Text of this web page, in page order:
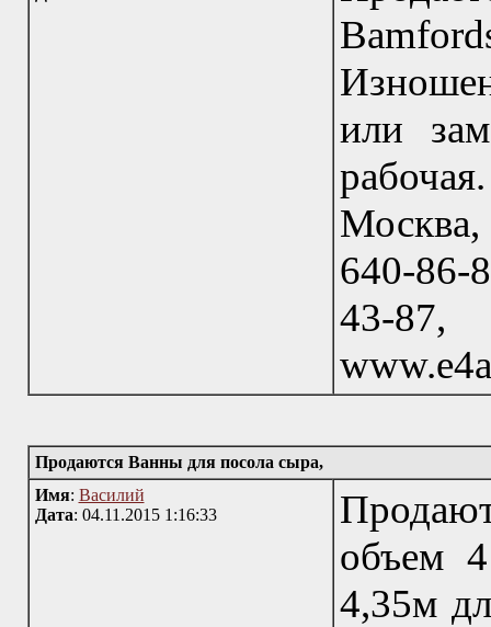
или
Москва,
640-86-
43-
Продаются Ванны для посола сыра,
Имя: Василий
Дата: 04.11.2015 1:16:33
объем
4,35м